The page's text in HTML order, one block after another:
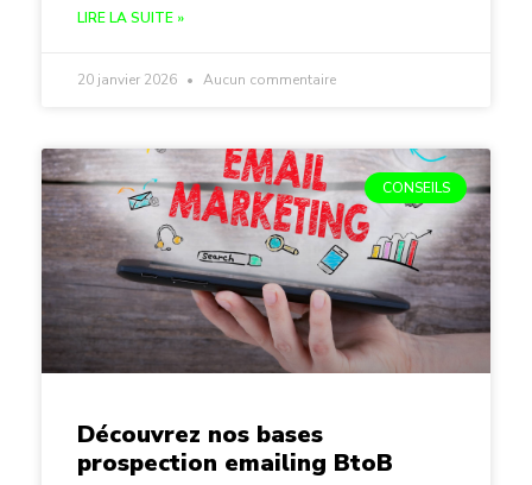
LIRE LA SUITE »
20 janvier 2026 Aucun commentaire
CONSEILS
Découvrez nos bases
prospection emailing BtoB